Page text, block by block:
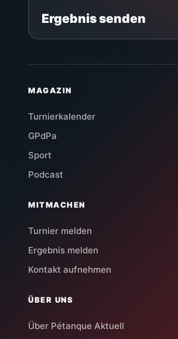
Ergebnis senden
MAGAZIN
Turnierkalender
GPdPa
Sport
Podcast
MITMACHEN
Turnier melden
Ergebnis melden
Kontakt aufnehmen
ÜBER UNS
Über Pétanque Aktuell